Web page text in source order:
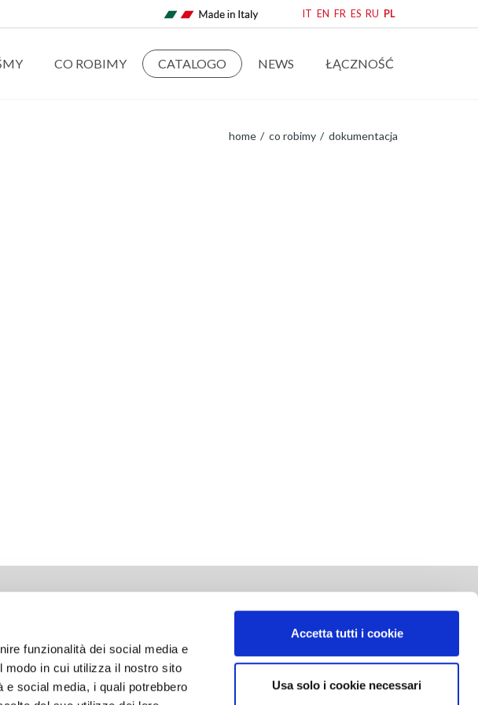
funzionalità dei social media e
modo in cui utilizza il nostro sito
social media, i quali potrebbero
Accetta tutti i cookie
Usa solo i cookie necessari
IT EN FR ES RU PL
CO ROBIMY CATALOGO NEWS ŁĄCZNOŚĆ
home co robimy dokumentacja
aplikacja
SOCIAL NETWORK